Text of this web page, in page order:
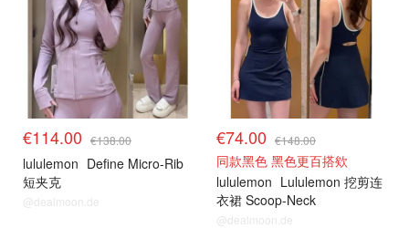
€114.00 €138.00
lululemon Define Micro-Rib
短夹克
@dealmoon.de
€74.00 €148.00
同款黑色 黑色更百搭欸
lululemon Lululemon 挖剪连
衣裙 Scoop-Neck
@dealmoon.de